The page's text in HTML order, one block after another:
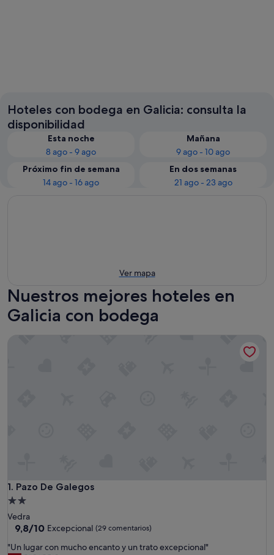
Hoteles con bodega en Galicia: consulta la
disponibilidad
Esta noche
8 ago - 9 ago
Mañana
9 ago - 10 ago
Próximo fin de semana
14 ago - 16 ago
En dos semanas
21 ago - 23 ago
Ver mapa
Nuestros mejores hoteles en
Galicia con bodega
1. Pazo De Galegos
Pazo De Galegos
Alojamiento
de
2.0 estrellas
Vedra
9.8
10,
9,8/10 Excepcional (29 comentarios)
""Un lugar con mucho encanto y un trato excepcional"